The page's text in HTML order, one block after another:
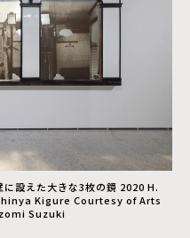
設えた大きな3枚の鏡 2020 H.
Kigure Courtesy of Arts
Suzuki